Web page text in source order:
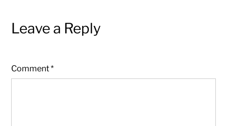
Leave a Reply
Comment*